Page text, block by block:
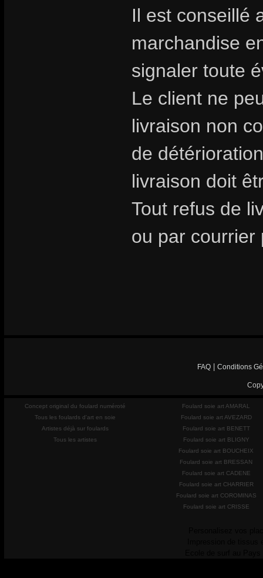
Il est conseillé
marchandise
signaler toute
Le client ne
livraison non
de
livraison doit
Tout refus de
ou par courrier
FAQ Conditions
Concept original du foulard numéroté
Tous les foulards d'art en soie
Artistes déjà sur foulards
Tous les artistes
Foulard soie art AMARAL
Foulard soie art AVEZARD
Foulard soie art BENETT
Foulard soie art BLIGNY
Foulard soie art BOUCHEIX
Foulard soie art BRESSAN
Foulard soie art CADENE
Foulard soie art CHARRIER
Foulard soie art COROMINAS
Foulard soie art CRISSE